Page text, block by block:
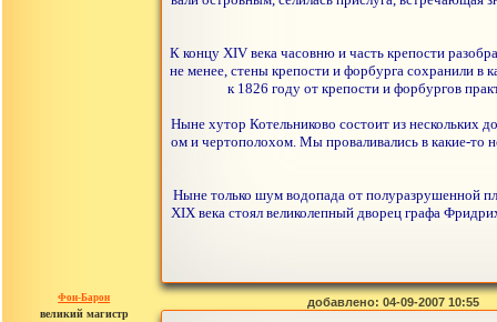
К концу XIV века часовню и часть крепости
не менее, стены крепости и форбурга сохранили в
к 1826 году от крепости и форбургов
Ныне хутор Котельниково состоит из нескольких
ом и чертополохом. Мы проваливались в какие-то
Ныне только шум водопада от полуразрушенной
XIX века стоял великолепный дворец графа
Фон-Барон
великий магистр
добавлено: 04-09-2007 10:55